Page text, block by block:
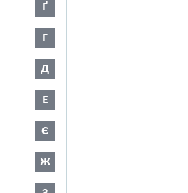
Ґ
Г
Д
Е
Є
Ж